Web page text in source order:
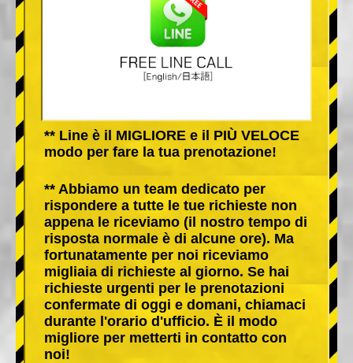
** Line è il MIGLIORE e il PIÙ VELOCE
modo per fare la tua prenotazione!
** Abbiamo un team dedicato per
rispondere a tutte le tue richieste non
appena le riceviamo (il nostro tempo di
risposta normale è di alcune ore). Ma
fortunatamente per noi riceviamo
migliaia di richieste al giorno. Se hai
richieste urgenti per le prenotazioni
confermate di oggi e domani, chiamaci
durante l'orario d'ufficio. È il modo
migliore per metterti in contatto con
noi!